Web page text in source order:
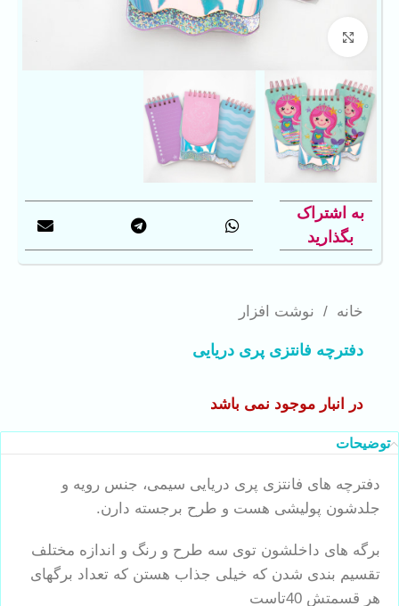
خانه / نوشت افزار
دفترچه فانتزی پری دریایی
در انبار موجود نمی باشد
بزرگنمایی تصویر
به اشتراک
بگذارید
توضیحات
دفترچه های فانتزی پری دریایی سیمی، جنس رویه و
جلدشون پولیشی هست و طرح برجسته دارن.
برگه های داخلشون توی سه طرح و رنگ و اندازه مختلف
تقسیم بندی شدن که خیلی جذاب هستن که تعداد برگهای
هر قسمتش 40تاست